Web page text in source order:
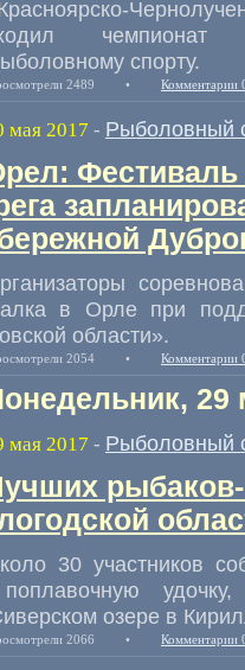
чемпионат
спорту.
2489 • Комментарии
мая 2017 - Рыболовный
Фестиваль
в Орле при
области».
2054 • Комментарии
29
мая 2017 - Рыболовный
30 участников
удочку,
озере в
2066 • Комментарии